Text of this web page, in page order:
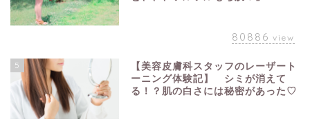
80886 view
5
【美容皮膚科スタッフのレーザート
ーニング体験記】 シミが消えて
る！？肌の白さには秘密があった♡